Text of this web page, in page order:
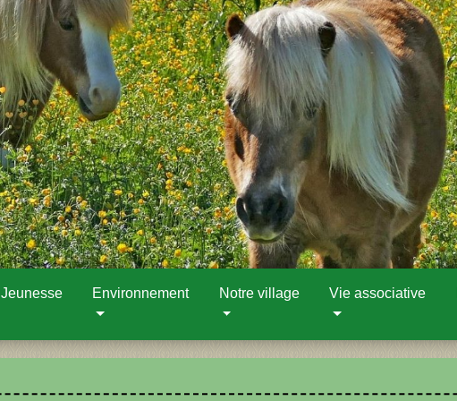
Environnement Notre village Vie associative